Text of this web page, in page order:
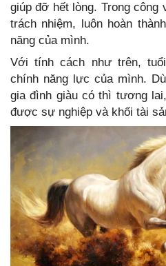
giúp đỡ hết lòng. Trong công
trách nhiệm, luôn hoàn
năng của mình.
Với tính cách như trên,
chính năng lực của mình.
gia đình giàu có thì tương
được sự nghiệp và khối tài